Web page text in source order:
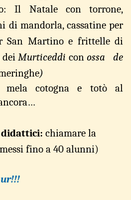
Il Natale
con torrone,
di mandorla, cassatine per
San Martino e frittelle di
deiMurticeddi conossa de
ringhe)
mela cotogna e totò al
ici: chiamare la
essi fino a 40 alunni)
ur!!!